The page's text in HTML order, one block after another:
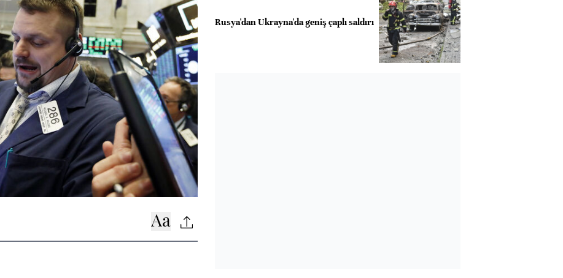
Rusya'dan Ukrayna'da geniş çaplı saldırı